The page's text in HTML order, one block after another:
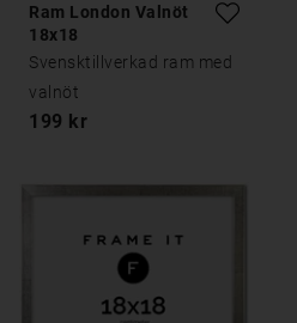
Ram London Valnöt
18x18
Svensktillverkad ram med
valnöt
199 kr